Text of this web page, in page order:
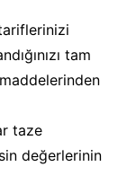
tam
taze
değerlerinin